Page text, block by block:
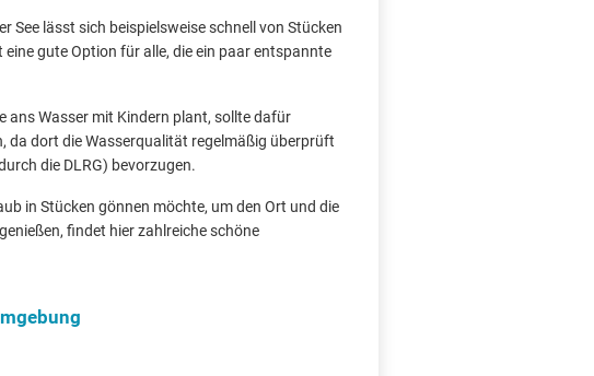
See lässt sich beispielsweise schnell von Stücken
gute Option für alle, die ein paar entspannte
ans Wasser mit Kindern plant, sollte dafür
da dort die Wasserqualität regelmäßig überprüft
die DLRG) bevorzugen.
in Stücken gönnen möchte, um den Ort und die
findet hier zahlreiche schöne